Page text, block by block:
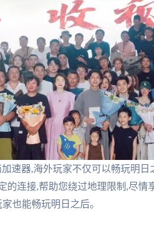
速器,海外玩家不仅可以畅玩明日
的连接,帮助您绕过地理限制,尽情
也能畅玩明日之后。